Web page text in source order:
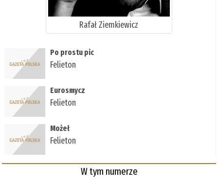
Rafał Ziemkiewicz
Po prostu pic
Felieton
Eurosmycz
Felieton
Możeł
Felieton
W tym numerze